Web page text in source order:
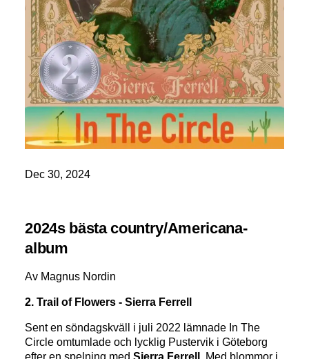
Dec 30, 2024
2024s bästa country/Americana-
album
Av Magnus Nordin
2. Trail of Flowers - Sierra Ferrell
Sent en söndagskväll i juli 2022 lämnade In The
Circle omtumlade och lycklig Pustervik i Göteborg